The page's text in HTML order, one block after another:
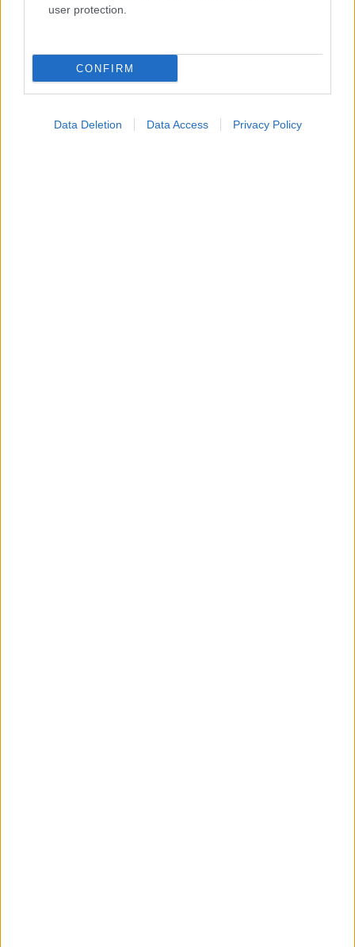
user protection.
CONFIRM
Data Deletion Data Access Privacy Policy
ΣΗΜΕΡΑ ΣΤΟ IATRONET.GR